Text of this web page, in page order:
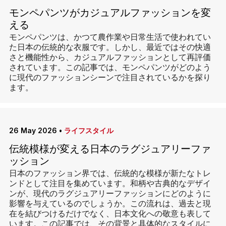
モンペパンツがカジュアルファッションを変
える
モンペパンツは、かつて農作業や日常生活で使われてい
た日本の伝統的な衣服です。しかし、最近ではその快適
さと機能性から、カジュアルファッションとして再評価
されています。この記事では、モンペパンツがどのよう
に現代のファッションシーンで注目されているかを探り
ます。
26 May 2026 • ライフスタイル
伝統模様が変える日本のラグジュアリーファ
ッション
日本のファッション界では、伝統的な模様が新たなトレ
ンドとして注目を集めています。和柄や古典的なデザイ
ンが、現代のラグジュアリーファッションにどのように
影響を与えているのでしょうか。この流れは、過去と現
在を結びつけるだけでなく、日本文化への敬意も表して
います。この記事では、その背景と具体的なスタイルに